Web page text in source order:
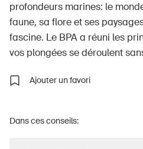
Entreprises
Médias
profondeurs marines: le
faune, sa flore et ses
fascine. Le BPA a réuni les
vos plongées se déroulent
Ajouter un favori
Dans ces conseils: